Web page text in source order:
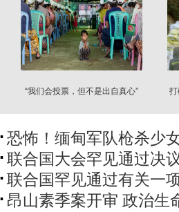
“我们会投票，但不是出自真心”
恐怖！缅甸军队枪杀少
联合国大会罕见通过决
联合国罕见通过有关一
昂山素季案开审 政治生